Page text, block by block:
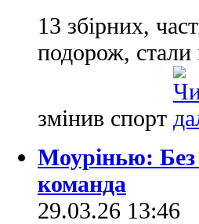
13 збірних,
подорож, стали
змінив спорт
Моурінью: Без
команда
29.03.26 13:46